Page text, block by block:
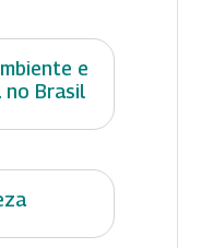
e
no Brasil